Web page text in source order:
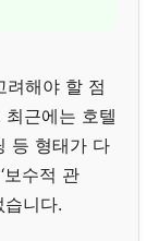
려해야 할 점
근에는 호텔
등 형태가 다
보수적 관
습니다.